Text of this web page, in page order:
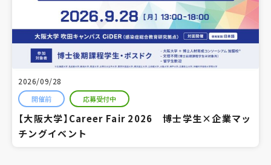
2026/09/28
開催前 応募受付中
【大阪大学】Career Fair 2026 博士学生×企業マッ
チングイベント